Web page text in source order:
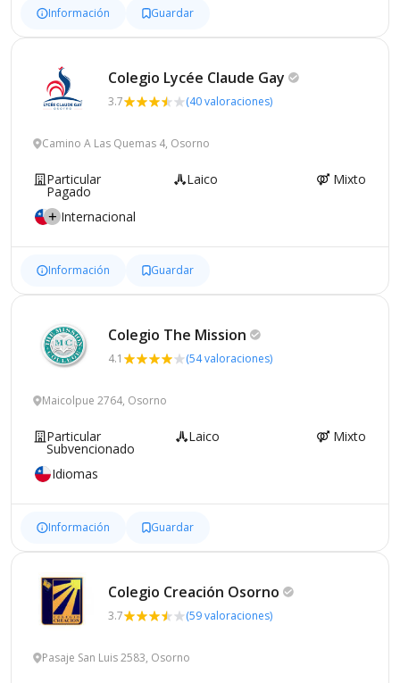
Información Guardar
Colegio Lycée Claude Gay
3.7 (40 valoraciones)
Camino A Las Quemas 4, Osorno
Particular
Pagado
Laico Mixto
Internacional
Información Guardar
Colegio The Mission
4.1 (54 valoraciones)
Maicolpue 2764, Osorno
Particular
Subvencionado
Laico Mixto
Idiomas
Información Guardar
Colegio Creación Osorno
3.7 (59 valoraciones)
Pasaje San Luis 2583, Osorno